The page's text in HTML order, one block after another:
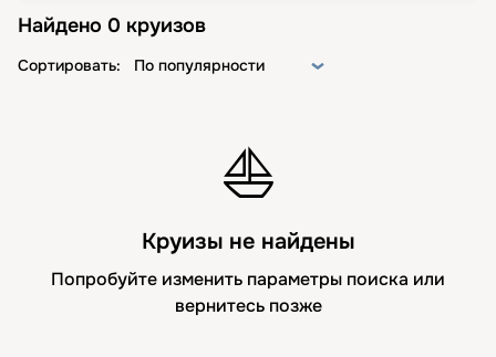
Найдено 0 круизов
Сортировать: По популярности
⛵
Круизы не найдены
Попробуйте изменить параметры поиска или
вернитесь позже